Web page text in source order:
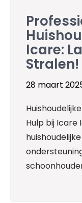
Icare:
Stralen!
28 maart
Hulp bij